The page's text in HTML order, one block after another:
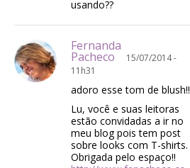
usando??
Fernanda
Pacheco
15/07/2014 -
11h31
adoro esse tom de blush!!
Lu, você e suas leitoras
estão convidadas a ir no
meu blog pois tem post
sobre looks com T-shirts.
Obrigada pelo espaço!!